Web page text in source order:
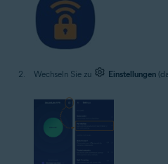
Wechseln Sie zu Einstellungen